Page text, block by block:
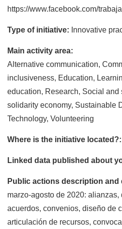
https://www.facebook.com/
Type of initiative: Innovative
Main activity area:
Alternative communication,
inclusiveness, Education,
education, Research, Social and
solidarity economy, Sustainable
Technology, Volunteering
Where is the initiative located?:
Linked data published about
Public actions description
marzo-agosto de 2020:
acuerdos, convenios, diseño de
articulación de recursos,